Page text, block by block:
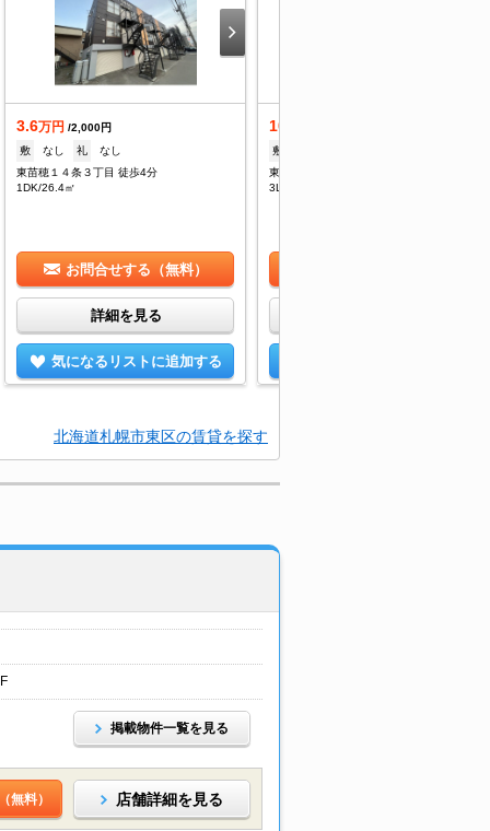
3.6万円 /2,000円
敷
なし 礼
なし
東苗穂１４条３丁目 徒歩4分
1DK/26.4㎡
お問合せする（無料）
詳細を見る
気になるリストに追加する
10
敷
東苗穂１４条３丁目 徒歩3分
3LDK/79.29㎡
北海道札幌市東区の賃貸を探す
掲載物件一覧を見る
無料） 店舗詳細を見る